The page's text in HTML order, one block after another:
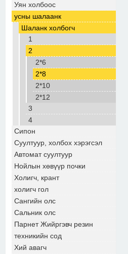
Уян холбоос
усны шалаанк
Шаланк холбогч
1
2
2*6
2*8
2*10
2*12
3
4
Сипон
Суултуур, холбох хэрэгсэл
Автомат суултуур
Нойлын хөвүүр почки
Холигч, крант
холигч гол
Сангийн олс
Сальник олс
Парнет Жийргэвч резин
техникийн сод
Хий авагч